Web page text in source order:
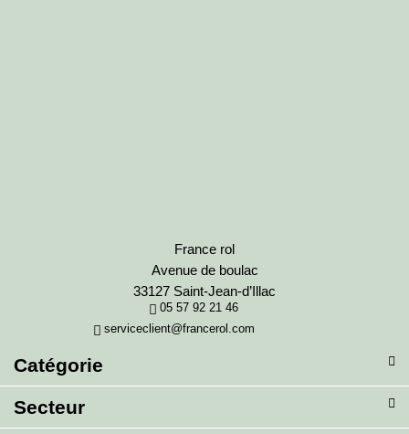
France rol
Avenue de boulac
33127 Saint-Jean-d’Illac
05 57 92 21 46
serviceclient@francerol.com
Catégorie
Secteur